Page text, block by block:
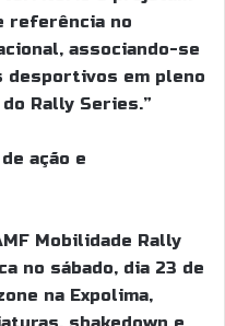
referência no
associando-se
desportivos em pleno
Rally Series.”
ação e
Mobilidade Rally
no sábado, dia 23 de
na Expolima,